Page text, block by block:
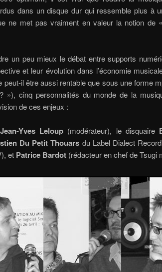
dans un disque dur qui ressemble plus à
ne met pas vraiment en valeur la notion de
un peu mieux le débat entre supports
et leur évolution dans l’économie
peut-il être aussi rentable que sous une forme
»), cinq personnalités du monde de la
de ces enjeux :
Jean-Yves Leloup (modérateur), le disquaire
Du Petit Thouars du Label Dialect
et Patrice Bardot(rédacteur en chef de Tsugi